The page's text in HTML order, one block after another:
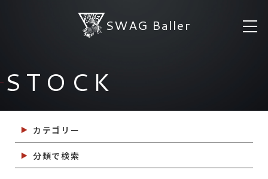
SWAG Baller
STOCK
カテゴリー
分類で検索